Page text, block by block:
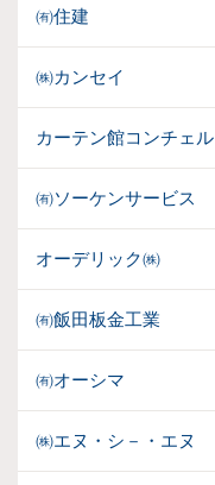
㈲住建
㈱カンセイ
カーテン館コンチェル
㈲ソーケンサービス
オーデリック㈱
㈲飯田板金工業
㈲オーシマ
㈱エヌ・シ－・エヌ